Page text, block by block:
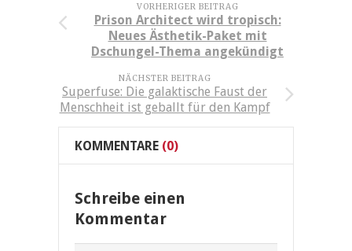
VORHERIGER BEITRAG
Prison Architect wird tropisch:
Neues Ästhetik-Paket mit
Dschungel-Thema angekündigt
NÄCHSTER BEITRAG
Superfuse: Die galaktische Faust der
Menschheit ist geballt für den Kampf
KOMMENTARE (0)
Schreibe einen
Kommentar